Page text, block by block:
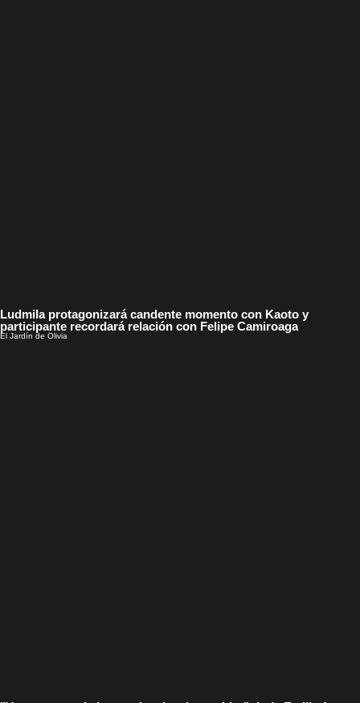
Ludmila protagonizará candente momento con Kaoto y
participante recordará relación con Felipe Camiroaga
El Jardín de Olivia